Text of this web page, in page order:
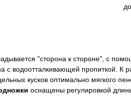
"сторона к стороне", с
с водоотталкивающей пропиткой. К
кусков оптимально мягкого
оснащены регулировкой